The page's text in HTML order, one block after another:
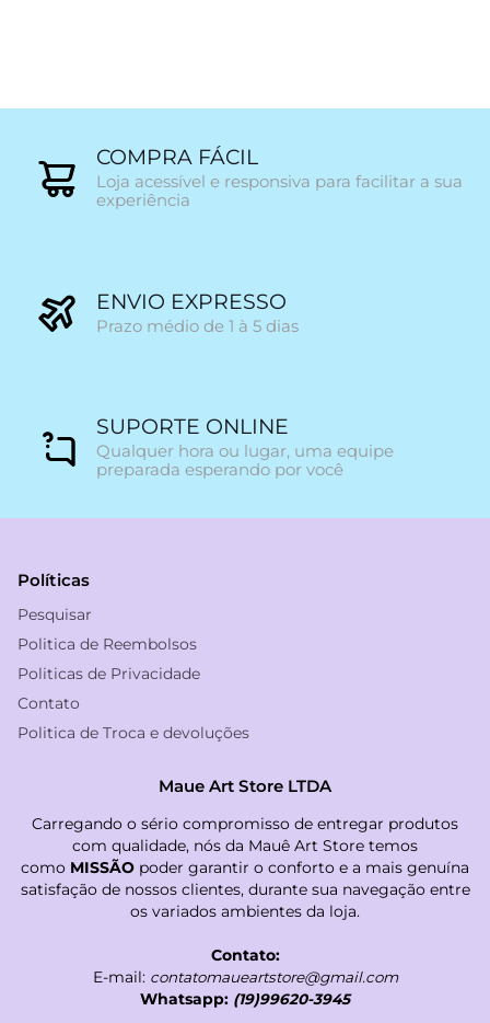
COMPRA FÁCIL
Loja acessível e responsiva para facilitar a sua
experiência
ENVIO EXPRESSO
Prazo médio de 1 à 5 dias
SUPORTE ONLINE
Qualquer hora ou lugar, uma equipe
preparada esperando por você
Políticas
Pesquisar
Politica de Reembolsos
Politicas de Privacidade
Contato
Politica de Troca e devoluções
Maue Art Store LTDA
Carregando o sério compromisso de entregar produtos
com qualidade, nós da Mauê Art Store temos
como MISSÃO poder garantir o conforto e a mais genuína
satisfação de nossos clientes, durante sua navegação entre
os variados ambientes da loja.
Contato:
E-mail: contatomaueartstore@gmail.com
Whatsapp: (19)99620-3945